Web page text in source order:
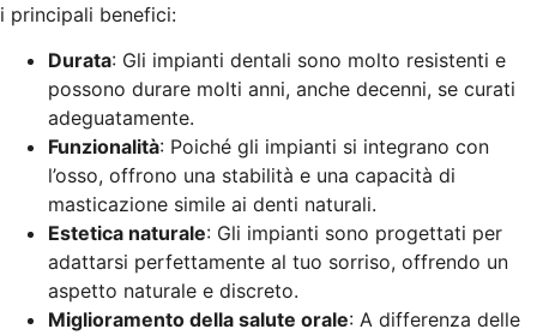
i principali benefici:
Durata: Gli impianti dentali sono molto resistenti e
possono durare molti anni, anche decenni, se curati
adeguatamente.
Funzionalità: Poiché gli impianti si integrano con
l’osso, offrono una stabilità e una capacità di
masticazione simile ai denti naturali.
Estetica naturale: Gli impianti sono progettati per
adattarsi perfettamente al tuo sorriso, offrendo un
aspetto naturale e discreto.
Miglioramento della salute orale: A differenza delle